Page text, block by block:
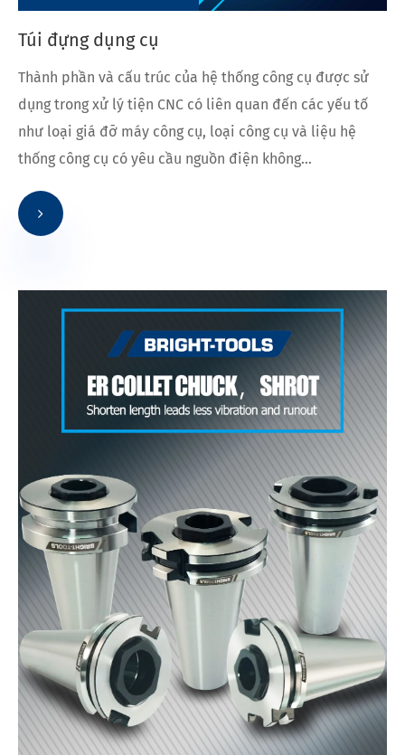
Túi đựng dụng cụ
Thành phần và cấu trúc của hệ thống công cụ được sử
dụng trong xử lý tiện CNC có liên quan đến các yếu tố
như loại giá đỡ máy công cụ, loại công cụ và liệu hệ
thống công cụ có yêu cầu nguồn điện không...